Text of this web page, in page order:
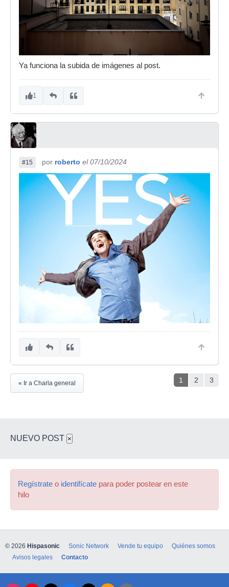
Ya funciona la subida de imágenes al post.
1
#15 por roberto el 07/10/2024
1 2 3
« Ir a Charla general
NUEVO POST ×
Regístrate o identifícate para poder postear en este
hilo
© 2026 Hispasonic Sonic Network Vende tu equipo
Quiénes somos
Avisos legales
Contacto